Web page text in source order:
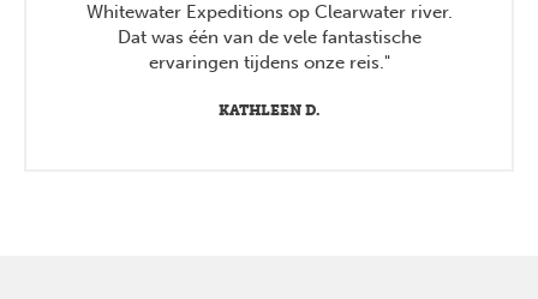
KATHLEEN D.
Whitewater Expeditions op Clearwater river.
Dat was één van de vele fantastische
ervaringen tijdens onze reis."